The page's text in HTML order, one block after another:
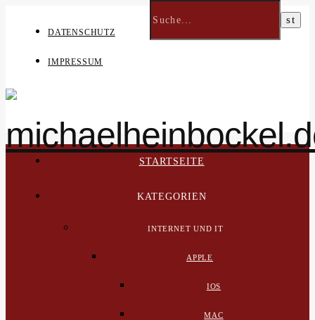
DATENSCHUTZ
IMPRESSUM
STARTSEITE
KATEGORIEN
INTERNET UND IT
APPLE
IOS
MAC